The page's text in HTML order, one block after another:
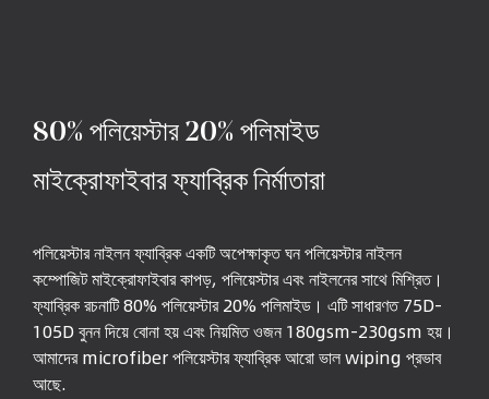
80% পলিয়েস্টার 20% পলিমাইড
মাইক্রোফাইবার ফ্যাব্রিক নির্মাতারা
পলিয়েস্টার নাইলন ফ্যাব্রিক একটি অপেক্ষাকৃত ঘন পলিয়েস্টার নাইলন
কম্পোজিট মাইক্রোফাইবার কাপড়, পলিয়েস্টার এবং নাইলনের সাথে মিশ্রিত।
ফ্যাব্রিক রচনাটি 80% পলিয়েস্টার 20% পলিমাইড। এটি সাধারণত 75D-
105D বুনন দিয়ে বোনা হয় এবং নিয়মিত ওজন 180gsm-230gsm হয়।
আমাদের microfiber পলিয়েস্টার ফ্যাব্রিক আরো ভাল wiping প্রভাব
আছে.